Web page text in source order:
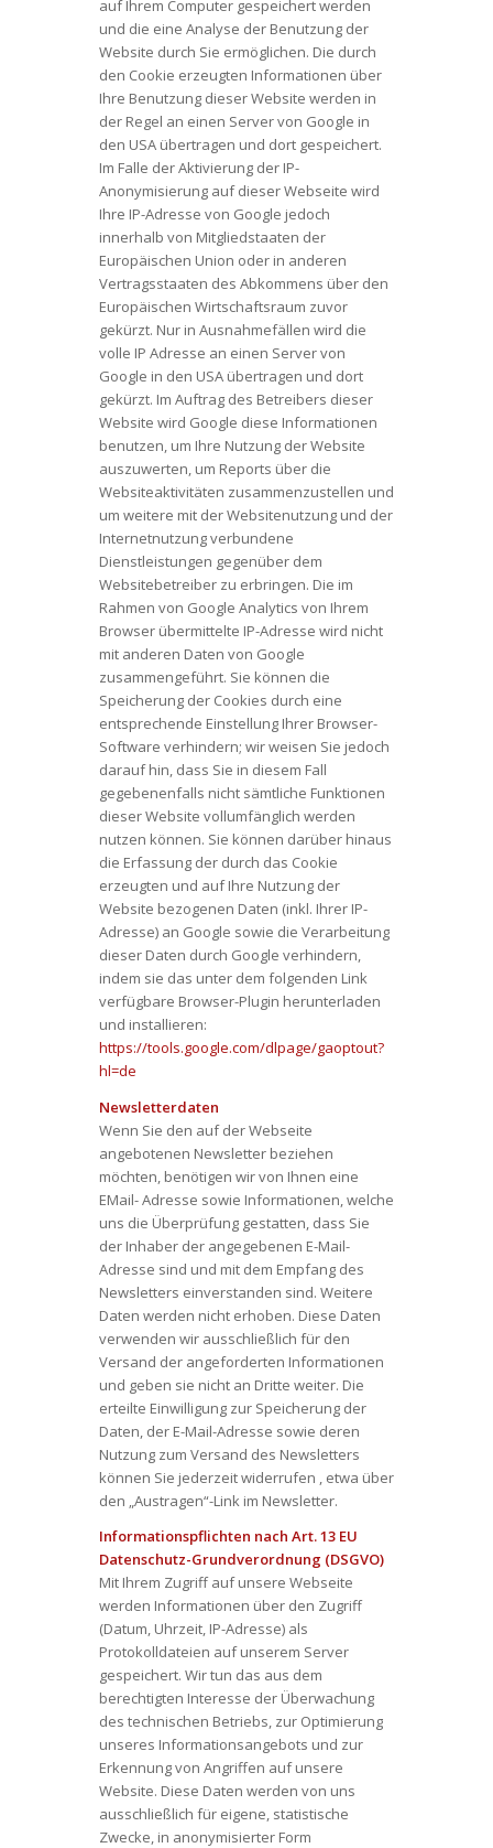
auf Ihrem Computer gespeichert werden
und die eine Analyse der Benutzung der
Website durch Sie ermöglichen. Die durch
den Cookie erzeugten Informationen über
Ihre Benutzung dieser Website werden in
der Regel an einen Server von Google in
den USA übertragen und dort gespeichert.
Im Falle der Aktivierung der IP-
Anonymisierung auf dieser Webseite wird
Ihre IP-Adresse von Google jedoch
innerhalb von Mitgliedstaaten der
Europäischen Union oder in anderen
Vertragsstaaten des Abkommens über den
Europäischen Wirtschaftsraum zuvor
gekürzt. Nur in Ausnahmefällen wird die
volle IP Adresse an einen Server von
Google in den USA übertragen und dort
gekürzt. Im Auftrag des Betreibers dieser
Website wird Google diese Informationen
benutzen, um Ihre Nutzung der Website
auszuwerten, um Reports über die
Websiteaktivitäten zusammenzustellen und
um weitere mit der Websitenutzung und der
Internetnutzung verbundene
Dienstleistungen gegenüber dem
Websitebetreiber zu erbringen. Die im
Rahmen von Google Analytics von Ihrem
Browser übermittelte IP-Adresse wird nicht
mit anderen Daten von Google
zusammengeführt. Sie können die
Speicherung der Cookies durch eine
entsprechende Einstellung Ihrer Browser-
Software verhindern; wir weisen Sie jedoch
darauf hin, dass Sie in diesem Fall
gegebenenfalls nicht sämtliche Funktionen
dieser Website vollumfänglich werden
nutzen können. Sie können darüber hinaus
die Erfassung der durch das Cookie
erzeugten und auf Ihre Nutzung der
Website bezogenen Daten (inkl. Ihrer IP-
Adresse) an Google sowie die Verarbeitung
dieser Daten durch Google verhindern,
indem sie das unter dem folgenden Link
verfügbare Browser-Plugin herunterladen
und installieren:
https://tools.google.com/dlpage/gaoptout?
hl=de
Newsletterdaten
Wenn Sie den auf der Webseite
angebotenen Newsletter beziehen
möchten, benötigen wir von Ihnen eine
EMail- Adresse sowie Informationen, welche
uns die Überprüfung gestatten, dass Sie
der Inhaber der angegebenen E-Mail-
Adresse sind und mit dem Empfang des
Newsletters einverstanden sind. Weitere
Daten werden nicht erhoben. Diese Daten
verwenden wir ausschließlich für den
Versand der angeforderten Informationen
und geben sie nicht an Dritte weiter. Die
erteilte Einwilligung zur Speicherung der
Daten, der E-Mail-Adresse sowie deren
Nutzung zum Versand des Newsletters
können Sie jederzeit widerrufen , etwa über
den „Austragen“-Link im Newsletter.
Informationspflichten nach Art. 13 EU
Datenschutz-Grundverordnung (DSGVO)
Mit Ihrem Zugriff auf unsere Webseite
werden Informationen über den Zugriff
(Datum, Uhrzeit, IP-Adresse) als
Protokolldateien auf unserem Server
gespeichert. Wir tun das aus dem
berechtigten Interesse der Überwachung
des technischen Betriebs, zur Optimierung
unseres Informationsangebots und zur
Erkennung von Angriffen auf unsere
Website. Diese Daten werden von uns
ausschließlich für eigene, statistische
Zwecke, in anonymisierter Form